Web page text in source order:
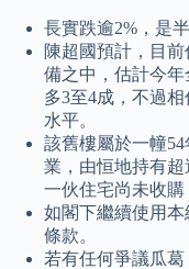
長實跌逾2%，是
陳超國預計，目
備之中，估計今
多3至4成，不過
水平。
該舊樓屬於一幢
業，由恒地持有超
一伙住宅尚未收購
如閣下繼續使用
條款。
若有任何爭議瓜葛